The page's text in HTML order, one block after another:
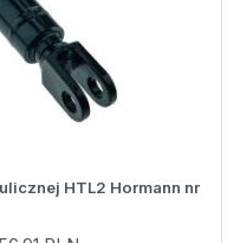
HTL2 Hormann nr